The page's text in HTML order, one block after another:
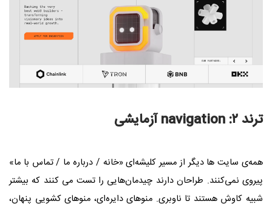
ترند ۲: navigation آزمایشی
همه‌ی سایت‌ ها دیگر از مسیر کلیشه‌ای «خانه / درباره ما / تماس با ما»
پیروی نمی‌کنند. طراحان دارند چیدمان‌هایی را تست می‌ کنند که بیشتر
شبیه کاوش هستند تا ناوبری. منوهای دایره‌ای، منوهای کشویی پنهان،